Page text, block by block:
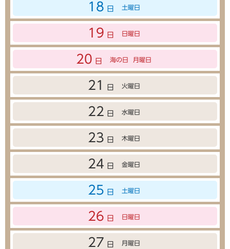
18 日 土曜日
19 日 日曜日
20 日 海の日 月曜日
21 日 火曜日
22 日 水曜日
23 日 木曜日
24 日 金曜日
25 日 土曜日
26 日 日曜日
27 日 月曜日